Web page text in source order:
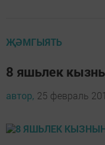
ҖӘМГЫЯТЬ
8 яшьлек
автор, 25 февраль